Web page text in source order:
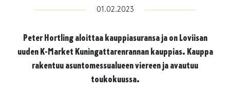
01.02.2023
Peter Hortling aloittaa kauppiasuransa ja on Loviisan
uuden K-Market Kuningattarenrannan kauppias. Kauppa
rakentuu asuntomessualueen viereen ja avautuu
toukokuussa.